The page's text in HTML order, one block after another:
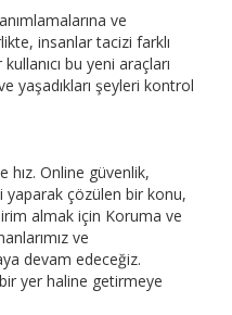
ve
insanlar tacizi farklı
bu yeni araçları
yaşadıkları şeyleri kontrol
hız. Online güvenlik,
yaparak çözülen bir konu,
almak için Koruma ve
ve
devam edeceğiz.
yer haline getirmeye